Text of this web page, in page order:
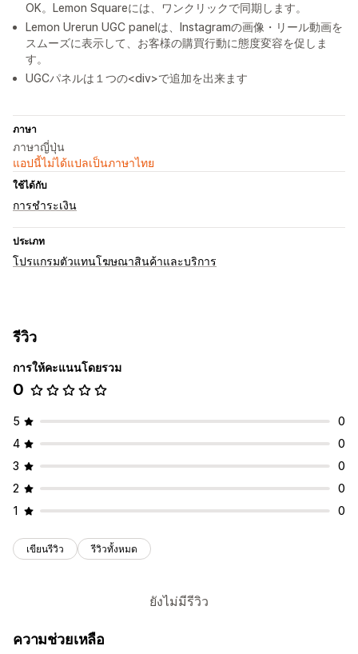
OK。Lemon Squareには、ワンクリックで同期します。
Lemon Urerun UGC panelは、Instagramの画像・リール動画を
スムーズに表示して、お客様の購買行動に態度変容を促しま
す。
UGCパネルは１つの<div>で追加を出来ます
ภาษา
ภาษาญี่ปุ่น
แอปนี้ไม่ได้แปลเป็นภาษาไทย
ใช้ได้กับ
การชำระเงิน
ประเภท
โปรแกรมตัวแทนโฆษณาสินค้าและบริการ
รีวิว
การให้คะแนนโดยรวม
0
5
0
4
0
3
0
2
0
1
0
เขียนรีวิว รีวิวทั้งหมด
ยังไม่มีรีวิว
ความช่วยเหลือ